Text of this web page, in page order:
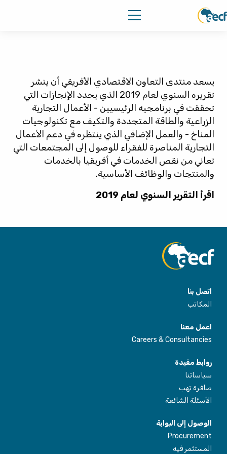
يسعد منتدى التعاون الاقتصادي الأفريقي أن ينشر
تقريره السنوي لعام 2019 الذي يحدد الإنجازات التي
تحققت في برنامجيه الرئيسيين - الأعمال التجارية
الزراعية والطاقة المتجددة والتكيف مع تكنولوجيات
المناخ - والعمل الإضافي الذي ينتظره في دعم الأعمال
التجارية المناصرة للفقراء للوصول إلى المجتمعات التي
تعاني من نقص الخدمات في أفريقيا بالخدمات
والمنتجات والوظائف الأساسية.
اقرأ التقرير السنوي لعام 2019
اتصل بنا
المكاتب
اعمل معنا
Careers & Consultancies
روابط مفيدة
سياساتنا
صافرة تهب
الأسئلة الشائعة
الوصول إلى البوابة
Procurement
المستثمر فيه